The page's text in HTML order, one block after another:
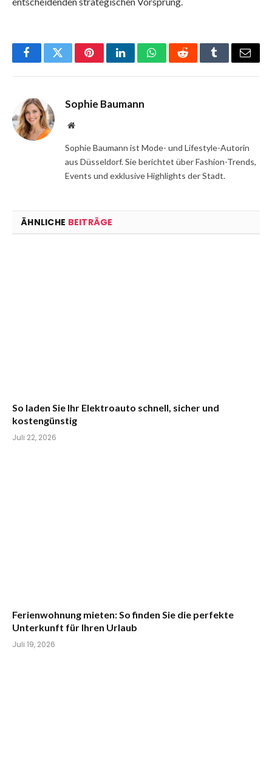
FacebookTwitterPinterestLinkedInWhatsAppRedditTumblrEmail
Sophie Baumann
Website
Sophie Baumann ist Mode- und Lifestyle-Autorin
aus Düsseldorf. Sie berichtet über Fashion-Trends,
Events und exklusive Highlights der Stadt.
ÄHNLICHE BEITRÄGE
So laden Sie Ihr Elektroauto schnell, sicher und
kostengünstig
Juli 22, 2026
Ferienwohnung mieten: So finden Sie die perfekte
Unterkunft für Ihren Urlaub
Juli 19, 2026